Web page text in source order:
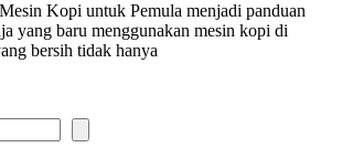
Kopi untuk Pemula menjadi panduan
yang baru menggunakan mesin kopi di
bersih tidak hanya